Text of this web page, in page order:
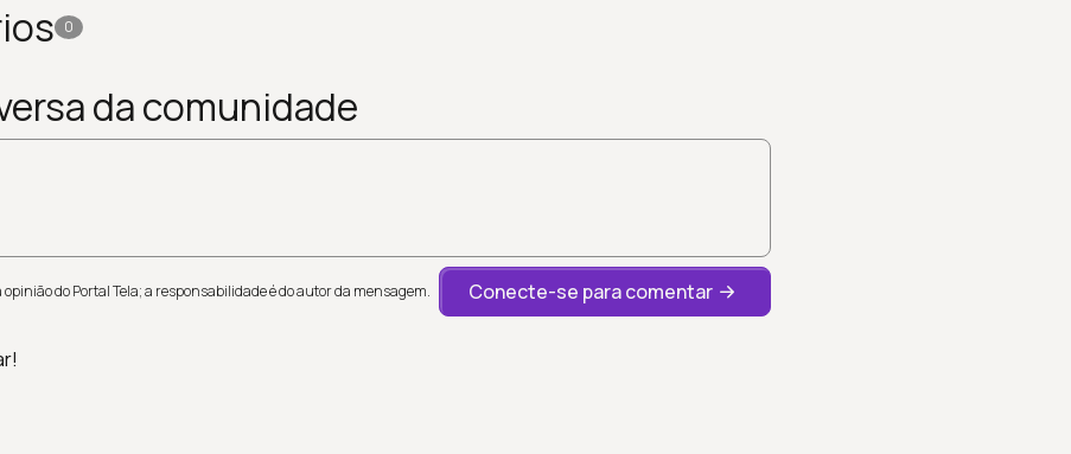
0
da comunidade
do Portal Tela; a responsabilidade é do autor da mensagem. Conecte-se para comentar